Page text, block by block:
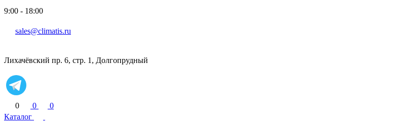
9:00 - 18:00
sales@climatis.ru
Лихачёвский пр. 6, стр. 1, Долгопрудный
0 0
0
Каталог